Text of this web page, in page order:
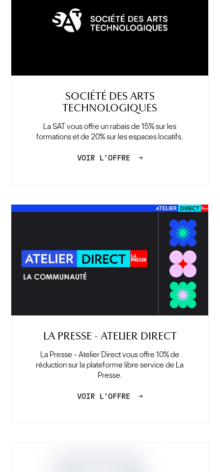
SOCIÉTÉ DES ARTS
TECHNOLOGIQUES
La SAT vous offre un rabais de 15% sur les
formations et de 20% sur les espaces locatifs.
VOIR L’OFFRE →
LA PRESSE - ATELIER DIRECT
La Presse - Atelier Direct vous offre 10% de
réduction sur la plateforme libre service de La
Presse.
VOIR L’OFFRE →